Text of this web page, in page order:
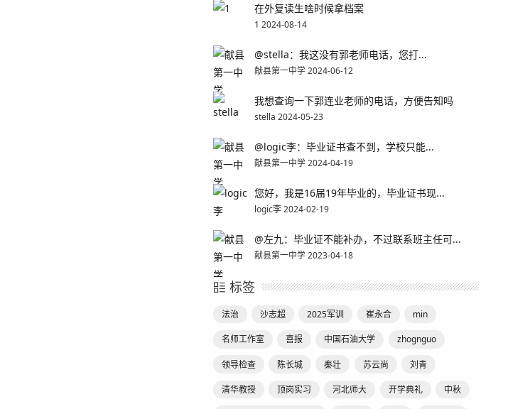
在外复读生啥时候拿档案
1 2024-08-14
@stella：我这没有郭老师电话，您打...
献县第一中学 2024-06-12
我想查询一下郭连业老师的电话，方便告知吗
stella 2024-05-23
@logic李：毕业证书查不到，学校只能...
献县第一中学 2024-04-19
您好，我是16届19年毕业的，毕业证书现...
logic李 2024-02-19
@左九：毕业证不能补办，不过联系班主任可...
献县第一中学 2023-04-18
标签
法治 沙志超 2025军训 崔永合 min
名师工作室 喜报 中国石油大学 zhognguo
领导检查 陈长城 秦壮 苏云尚 刘青
清华教授 顶岗实习 河北师大 开学典礼 中秋